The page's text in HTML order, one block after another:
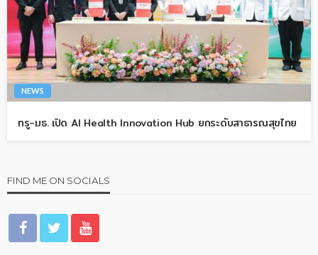
NEWS
ทรู-มธ. เปิด AI Health Innovation Hub ยกระดับสาธารณสุขไทย
FIND ME ON SOCIALS